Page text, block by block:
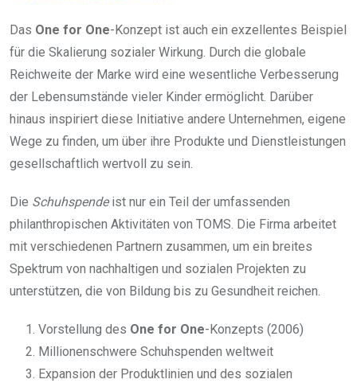
Das One for One-Konzept ist auch ein exzellentes Beispiel
für die Skalierung sozialer Wirkung. Durch die globale
Reichweite der Marke wird eine wesentliche Verbesserung
der Lebensumstände vieler Kinder ermöglicht. Darüber
hinaus inspiriert diese Initiative andere Unternehmen, eigene
Wege zu finden, um über ihre Produkte und Dienstleistungen
gesellschaftlich wertvoll zu sein.
Die Schuhspendeist nur ein Teil der umfassenden
philanthropischen Aktivitäten von TOMS. Die Firma arbeitet
mit verschiedenen Partnern zusammen, um ein breites
Spektrum von nachhaltigen und sozialen Projekten zu
unterstützen, die von Bildung bis zu Gesundheit reichen.
Vorstellung des One for One-Konzepts (2006)
Millionenschwere Schuhspenden weltweit
Expansion der Produktlinien und des sozialen